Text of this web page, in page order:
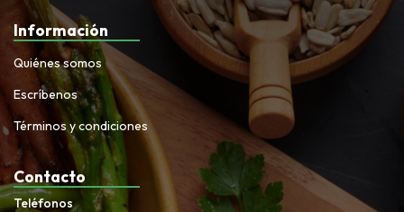
Información
Quiénes somos
Escríbenos
Términos y condiciones
Contacto
Teléfonos